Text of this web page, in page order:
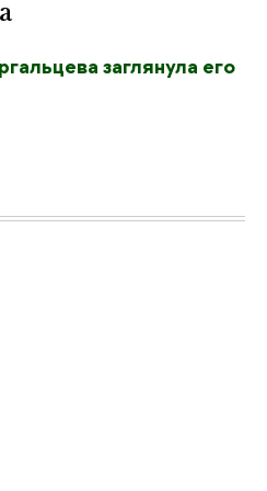
заглянула его